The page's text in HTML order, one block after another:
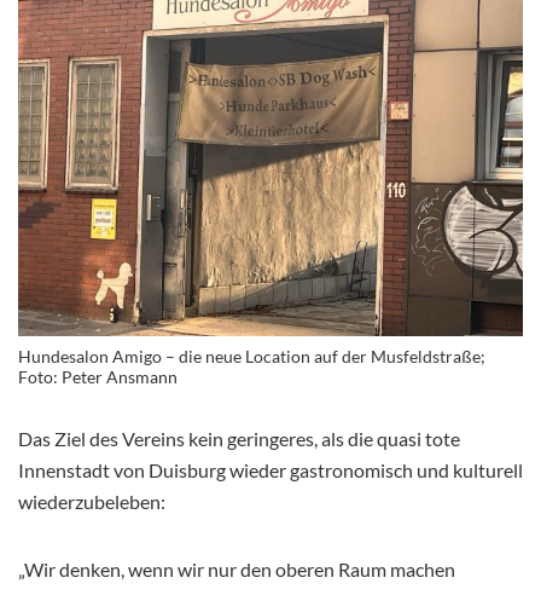
Hundesalon Amigo – die neue Location auf der Musfeldstraße;
Foto: Peter Ansmann
Das Ziel des Vereins kein geringeres, als die quasi tote
Innenstadt von Duisburg wieder gastronomisch und kulturell
wiederzubeleben:
„Wir denken, wenn wir nur den oberen Raum machen